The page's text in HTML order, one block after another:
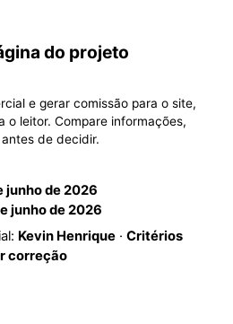
do projeto
e gerar comissão para o site,
o leitor. Compare informações,
de decidir.
junho de 2026
junho de 2026
Kevin Henrique· Critérios
correção